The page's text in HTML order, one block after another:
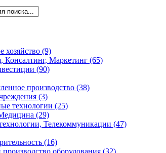
хозяйство (9)
Консалтинг, Маркетинг (65)
(90)
производство (38)
(3)
технологии (25)
(29)
Телекоммуникации (47)
(16)